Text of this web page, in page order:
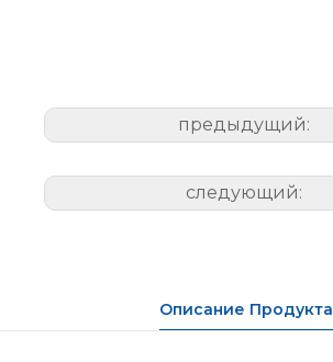
предыдущий:
следующий:
Описание Продукта